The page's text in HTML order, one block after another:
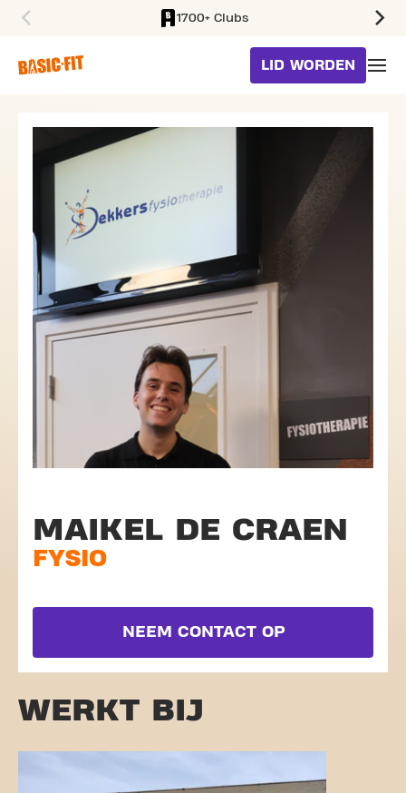
1700+ Clubs
LID WORDEN
MAIKEL DE CRAEN
FYSIO
NEEM CONTACT OP
WERKT BIJ